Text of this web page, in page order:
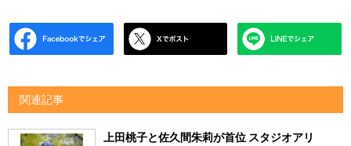
関連記事
上田桃子と佐久間朱莉が首位 スタジオアリ